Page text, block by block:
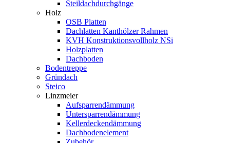
Steildachdurchgänge
Holz
OSB Platten
Dachlatten Kanthölzer Rahmen
KVH Konstruktionsvollholz NSi
Holzplatten
Dachboden
Bodentreppe
Gründach
Steico
Linzmeier
Aufsparrendämmung
Untersparrendämmung
Kellerdeckendämmung
Dachbodenelement